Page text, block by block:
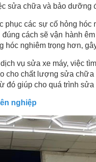
sửa chữa và bảo dưỡng
các sự cố hỏng
cách sẽ vận hành
hóc nghiêm trọng hơn,
vụ sửa xe máy, việc
cho chất lượng sửa
đó giúp cho quá trình
nghiệp